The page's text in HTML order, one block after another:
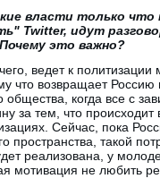
власти только что
Twitter, идут
это важно?
ведет к политизации
что возвращает Россию
общества, когда все с
за тем, что происходит
Сейчас, пока
пространства, такой
реализована, у
мотивация не любить